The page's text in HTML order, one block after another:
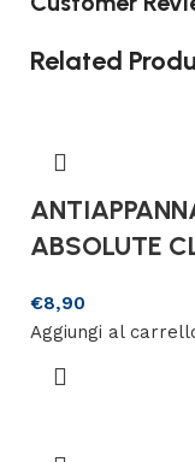
Related
ABSOLUTE
€8,90
Aggiungi al